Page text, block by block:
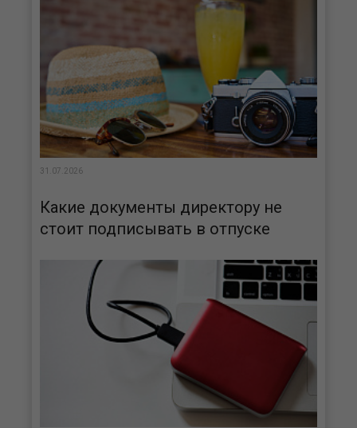
31.07.2026
Какие документы директору не
стоит подписывать в отпуске